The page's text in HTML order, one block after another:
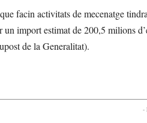
facin activitats de mecenatge
import estimat de 200,5 milions
de la Generalitat).
-